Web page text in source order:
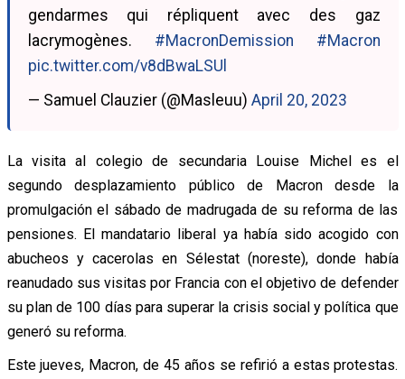
gendarmes qui répliquent avec des gaz
lacrymogènes. #MacronDemission
#Macron
pic.twitter.com/v8dBwaLSUl
— Samuel Clauzier (@Masleuu) April 20, 2023
La visita al colegio de secundaria Louise Michel es el
segundo desplazamiento público de Macron desde la
promulgación el sábado de madrugada de su reforma de las
pensiones. El mandatario liberal ya había sido acogido con
abucheos y cacerolas en Sélestat (noreste), donde había
reanudado sus visitas por Francia con el objetivo de defender
su plan de 100 días para superar la crisis social y política que
generó su reforma.
Este jueves, Macron, de 45 años se refirió a estas protestas.